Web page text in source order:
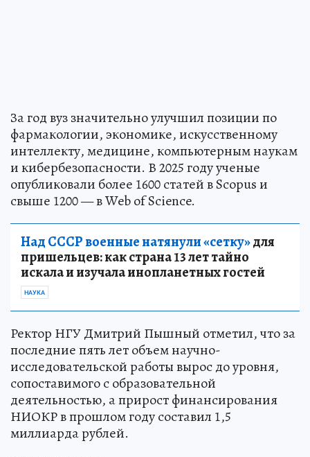
За год вуз значительно улучшил позиции по
фармакологии, экономике, искусственному
интеллекту, медицине, компьютерным наукам
и кибербезопасности. В 2025 году ученые
опубликовали более 1600 статей в Scopus и
свыше 1200 — в Web of Science.
Над СССР военные натянули «сетку»для
пришельцев: как страна 13 лет тайно
искала и изучала инопланетных гостей
НАУКА
Ректор НГУ Дмитрий Пышный отметил, что за
последние пять лет объем научно-
исследовательской работы вырос до уровня,
сопоставимого с образовательной
деятельностью, а прирост финансирования
НИОКР в прошлом году составил 1,5
миллиарда рублей.